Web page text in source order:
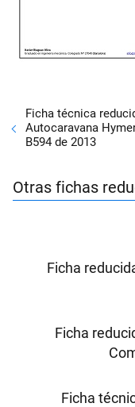
Ficha técnica
Autocaravana
B594 de 2013
Otras fichas
Ficha
Ficha
Ficha